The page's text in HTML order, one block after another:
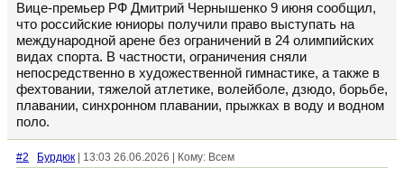
Вице-премьер РФ Дмитрий Чернышенко 9 июня сообщил,
что российские юниоры получили право выступать на
международной арене без ограничений в 24 олимпийских
видах спорта. В частности, ограничения сняли
непосредственно в художественной гимнастике, а также в
фехтовании, тяжелой атлетике, волейболе, дзюдо, борьбе,
плавании, синхронном плавании, прыжках в воду и водном
поло.
#2 Бурдюк | 13:03 26.06.2026 | Кому: Всем